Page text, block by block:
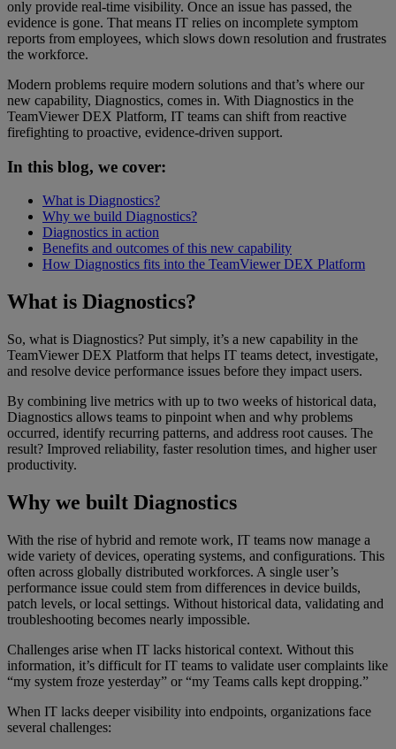
only provide real-time visibility. Once an issue has passed, the
evidence is gone. That means IT relies on incomplete symptom
reports from employees, which slows down resolution and frustrates
the workforce.
Modern problems require modern solutions and that’s where our
new capability, Diagnostics, comes in. With Diagnostics in the
TeamViewer DEX Platform, IT teams can shift from reactive
firefighting to proactive, evidence-driven support.
In this blog, we cover:
What is Diagnostics?
Why we build Diagnostics?
Diagnostics in action
Benefits and outcomes of this new capability
How Diagnostics fits into the TeamViewer DEX Platform
What is Diagnostics?
So, what is Diagnostics? Put simply, it’s a new capability in the
TeamViewer DEX Platform that helps IT teams detect, investigate,
and resolve device performance issues before they impact users.
By combining live metrics with up to two weeks of historical data,
Diagnostics allows teams to pinpoint when and why problems
occurred, identify recurring patterns, and address root causes. The
result? Improved reliability, faster resolution times, and higher user
productivity.
Why we built Diagnostics
With the rise of hybrid and remote work, IT teams now manage a
wide variety of devices, operating systems, and configurations. This
often across globally distributed workforces. A single user’s
performance issue could stem from differences in device builds,
patch levels, or local settings. Without historical data, validating and
troubleshooting becomes nearly impossible.
Challenges arise when IT lacks historical context. Without this
information, it’s difficult for IT teams to validate user complaints like
“my system froze yesterday” or “my Teams calls kept dropping.”
When IT lacks deeper visibility into endpoints, organizations face
several challenges: